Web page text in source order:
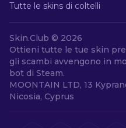
Tutte le skins di coltelli
Skin.Club © 2026
Ottieni tutte le tue skin
gli scambi avvengono in
bot di Steam.
MOONTAIN LTD, 13
Nicosia, Cyprus